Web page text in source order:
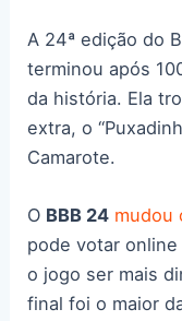
A 24ª edição do
terminou após
da história. Ela
extra, o
Camarote.
O BBB 24 mudou
pode votar
o jogo ser mais
final foi o maior